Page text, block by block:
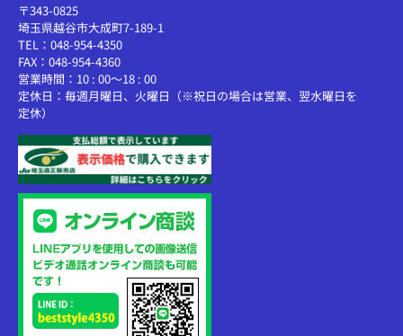
〒343-0825
埼玉県越谷市大成町7-189-1
TEL：048-954-4350
FAX：048-954-4360
営業時間：10 : 00～18 : 00
定休日：毎週月曜日、火曜日（※祝日の場合は営業、翌水曜日を
定休）